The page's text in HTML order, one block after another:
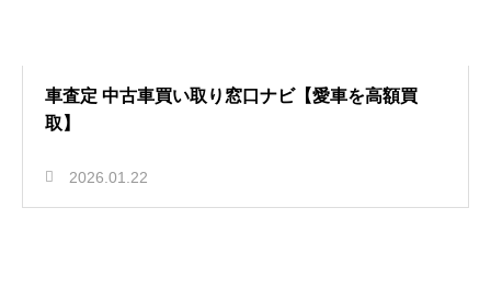
車査定 中古車買い取り窓口ナビ【愛車を高額買
取】
2026.01.22